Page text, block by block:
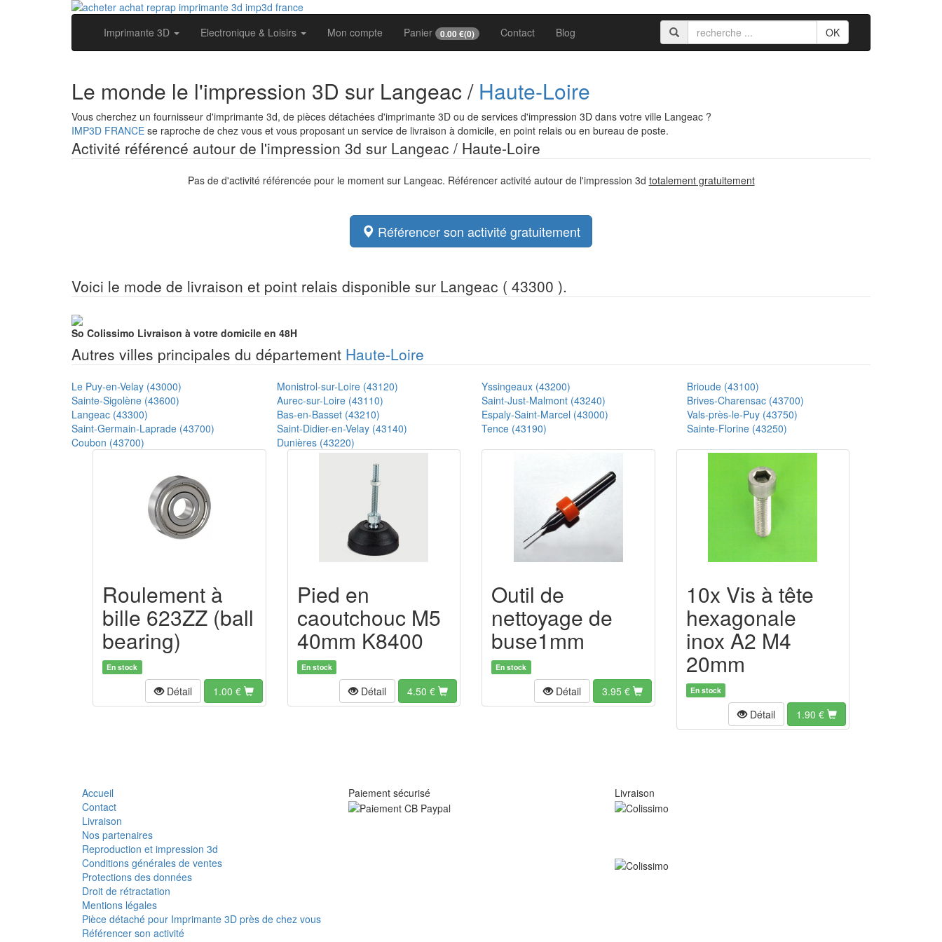
Imprimante 3D Electronique & Loisirs Mon compte Panier 0.00 €(0) Contact Blog OK
Le monde le l'impression 3D sur Langeac / Haute-Loire
Vous cherchez un fournisseur d'imprimante 3d, de pièces détachées d'imprimante 3D ou de services d'impression 3D dans votre ville Langeac ?
IMP3D FRANCE se raproche de chez vous et vous proposant un service de livraison à domicile, en point relais ou en bureau de poste.
Activité référencé autour de l'impression 3d sur Langeac / Haute-Loire
Pas de d'activité référencée pour le moment sur Langeac. Référencer activité autour de l'impression 3d totalement gratuitement
Référencer son activité gratuitement
Voici le mode de livraison et point relais disponible sur Langeac ( 43300 ).
So Colissimo Livraison à votre domicile en 48H
Autres villes principales du département Haute-Loire
Le Puy-en-Velay (43000) Monistrol-sur-Loire (43120) Yssingeaux (43200)
Brioude (43100)
Sainte-Sigolène (43600)
Aurec-sur-Loire (43110) Saint-Just-Malmont (43240)
Brives-Charensac (43700)
Langeac (43300)
Bas-en-Basset (43210) Espaly-Saint-Marcel (43000)
Vals-près-le-Puy (43750)
Saint-Germain-Laprade (43700)
Saint-Didier-en-Velay (43140) Tence (43190)
Sainte-Florine (43250)
Coubon (43700)
Dunières (43220)
Roulement à
bille 623ZZ (ball
bearing)
En stock
Détail 1.00 €
Pied en
caoutchouc M5
40mm K8400
En stock
Détail 4.50 €
Outil de
nettoyage de
buse1mm
En stock
Détail 3.95 €
10x Vis à tête
hexagonale
inox A2 M4
20mm
En stock
Détail 1.90 €
Accueil
Contact
Livraison
Nos partenaires
Reproduction et impression 3d
Conditions générales de ventes
Protections des données
Droit de rétractation
Mentions légales
Pièce détaché pour Imprimante 3D près de chez vous
Référencer son activité
Paiement sécurisé Livraison